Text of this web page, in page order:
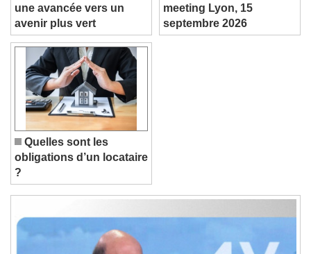
Font Family
Reset
Done
Close Modal Dialog
End of dialog window.
Bornes de connexion :
une avancée vers un
avenir plus vert
Je m’inscris à EnerJ-
meeting Lyon, 15
septembre 2026
Quelles sont les
obligations d’un locataire
?